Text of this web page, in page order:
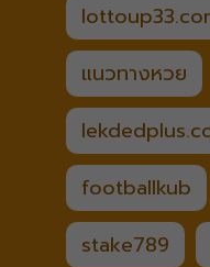
แนวทางหวย
footballkub
stake789